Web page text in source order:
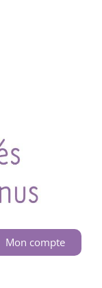
Mon compte